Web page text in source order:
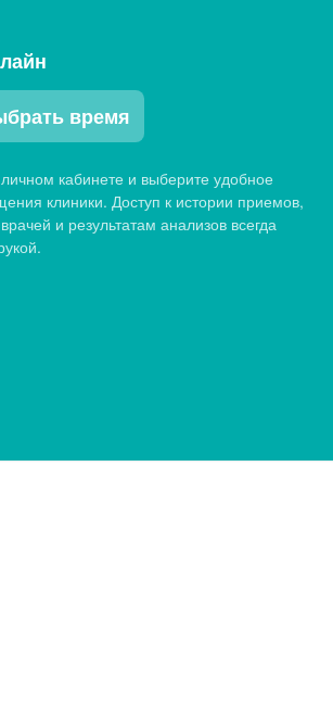
время
личном кабинете и выберите удобное
клиники. Доступ к истории приемов,
и результатам анализов всегда